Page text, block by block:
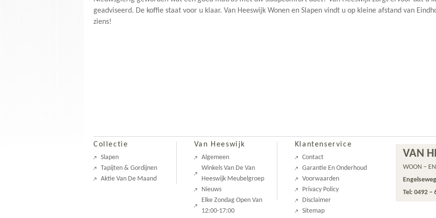
geadviseerd. De koffie staat voor u klaar. Van Heeswijk Wonen en Slapen vindt u op kleine afstand van
ziens!
Collectie
Slapen
Tapijten & Gordijnen
Aktie Van De Maand
Van Heeswijk
Algemeen
Winkels Van De Van
Heeswijk Meubelgroep
Nieuws
Elke Zondag Open Van
12:00-17:00
Klantenservice
Contact
Garantie En Onderhoud
Voorwaarden
Privacy Policy
Disclaimer
Sitemap
VAN
WOON –
Tel: 0492 –